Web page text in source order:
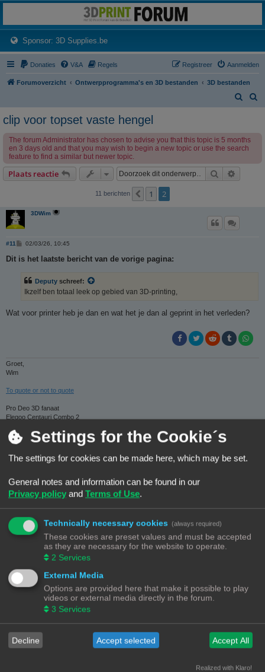
Het 3D print forum van de Benelux na de sluiting van 3dprintforum.nl
Sponsor: 3D Supplies.be(Opens a new tab)
Donaties V&A Regels Aanmelden
Registreer
Forumoverzicht Ontwerpprogramma's en 3D bestanden
3D bestanden
k
clip voor topset vaste hengel
The forum Administrator has chosen to advise you that this topic is 5 months
en 3 days old and that you may wish to begin a new topic or use the search
feature to find a similar but newer topic.
Plaats reactie Zoek
11 berichten Vorige
1 2
3DWim
#11
B
r
h
t
02/03/26, 10:45
Dit is het laatste bericht van de vorige pagina:
Deputy schreef:
Ikzelf ben totaal leek op gebied van 3D-printing,
Wat voor printer heb je dan en wat het je dan al geprint in het verleden?
Groet,
Wim
To quote or not to quote
Pro Deo 3D fanaat
Elegoo Centauri Combo 2
Weistek WT150 - meester
SketchUp Pro
3DWim op thingiverse
Deputy
#12
B
e
r
03/03/26, 08:15
volledig nieuw op dot vlak. Een vriend heeft wel een 3D-printer en ik kan
bij hem terecht voor het printen. Daarmee hopend om het bestand ergens
te kunnen vinden
11 berichten Vorige
1
Settings for the Cookie´s
The settings for cookies can be made here, which may be set.
General notes and information can be found in our
Privacy policy and Terms of Use.
Technically necessary cookies (always required)
These cookies are preset values and must be accepted
as they are necessary for the website to operate.
2 Services
External Media
Options are provided here that make it possible to play
videos or external media directly in the forum.
3 Services
Decline Accept selected Accept All
Realized with Klaro!